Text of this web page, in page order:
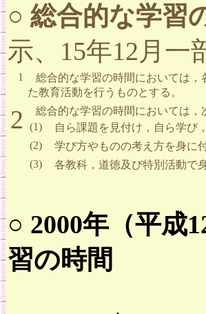
○ 総合的な学習
示、15年12月一
1
総合的な学習の時間においては，
た教育活動を行うものとする。
2
総合的な学習の時間においては，
(1)
自ら課題を見付け，自ら学び
(2)
学び方やものの考え方を身に
(3)
各教科，道徳及び特別活動で
○ 2000年（平
習の時間